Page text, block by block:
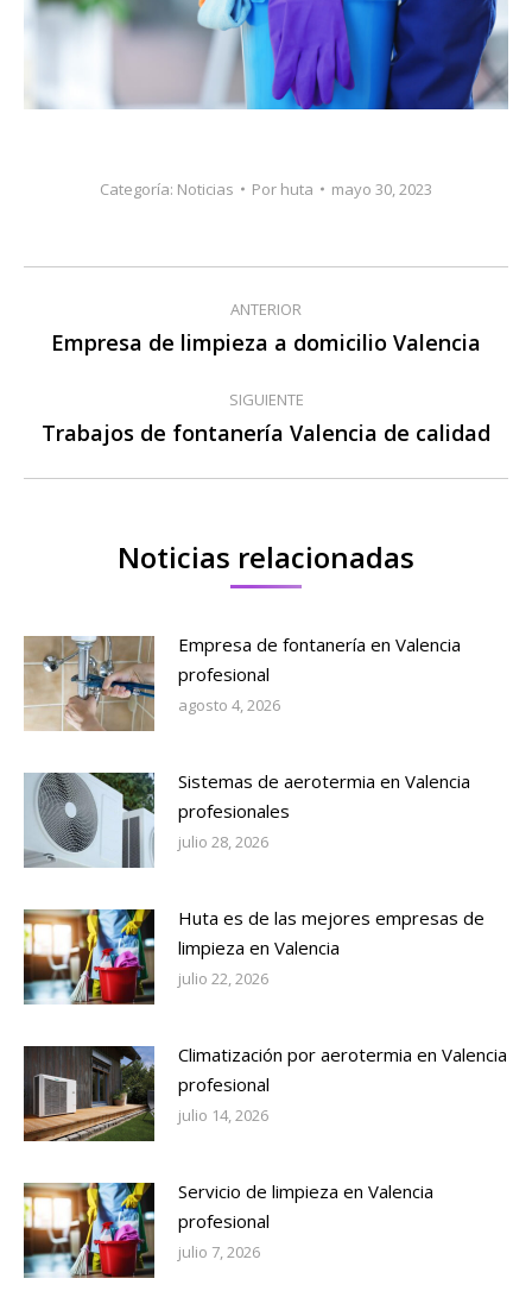
Categoría: Noticias Por huta mayo 30, 2023
Navegación
entre
publicaciones
ANTERIOR
Publicación
Empresa de limpieza a domicilio Valencia
SIGUIENTE
Publicación
Trabajos de fontanería Valencia de calidad
Noticias relacionadas
Empresa de fontanería en Valencia
profesional
agosto 4, 2026
Sistemas de aerotermia en Valencia
profesionales
julio 28, 2026
Huta es de las mejores empresas de
limpieza en Valencia
julio 22, 2026
Climatización por aerotermia en Valencia
profesional
julio 14, 2026
Servicio de limpieza en Valencia
profesional
julio 7, 2026